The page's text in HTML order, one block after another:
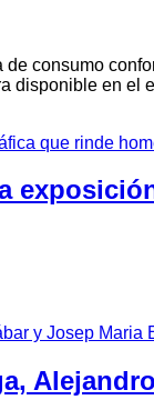
consumo
disponible en el